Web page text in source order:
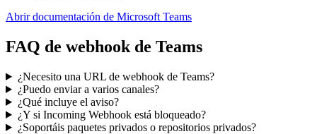
Abrir documentación de Microsoft Teams
FAQ de webhook de Teams
¿Necesito una URL de webhook de Teams?
¿Puedo enviar a varios canales?
¿Qué incluye el aviso?
¿Y si Incoming Webhook está bloqueado?
¿Soportáis paquetes privados o repositorios privados?